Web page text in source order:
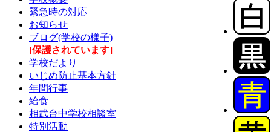
緊急時の対応
お知らせ
ブログ(学校の様子)
[保護されています]
学校だより
いじめ防止基本方針
年間行事
給食
相武台中学校相談室
特別活動